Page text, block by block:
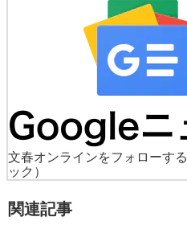
文春オンラインをフォローする
ック）
関連記事